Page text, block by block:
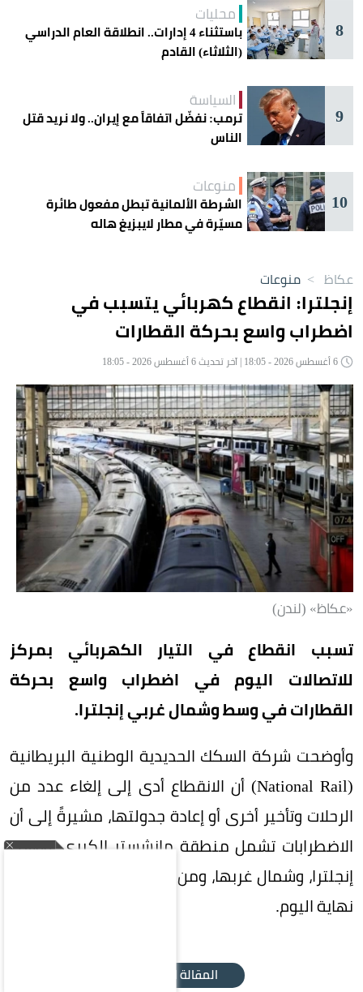
8
محليات
باستثناء 4 إدارات.. انطلاقة العام الدراسي
(الثلاثاء) القادم
9
السياسة
ترمب: نفضّل اتفاقاً مع إيران.. ولا نريد قتل
الناس
10
منوعات
الشرطة الألمانية تبطل مفعول طائرة
مسيّرة في مطار لايبزيغ هاله
عكاظ > منوعات
إنجلترا: انقطاع كهربائي يتسبب في
اضطراب واسع بحركة القطارات
«عكاظ» (لندن)
تسبب انقطاع في التيار الكهربائي بمركز
للاتصالات اليوم في اضطراب واسع بحركة
القطارات في وسط وشمال غربي إنجلترا.
وأوضحت شركة السكك الحديدية الوطنية البريطانية
(National Rail) أن الانقطاع أدى إلى إلغاء عدد من
الرحلات وتأخير أخرى أو إعادة جدولتها، مشيرةً إلى أن
الاضطرابات تشمل منطقة مانشستر الكبرى، ووسط
إنجلترا، وشمال غربها، ومن المتوقع استمرارها حتى
نهاية اليوم.
المقالة التالية